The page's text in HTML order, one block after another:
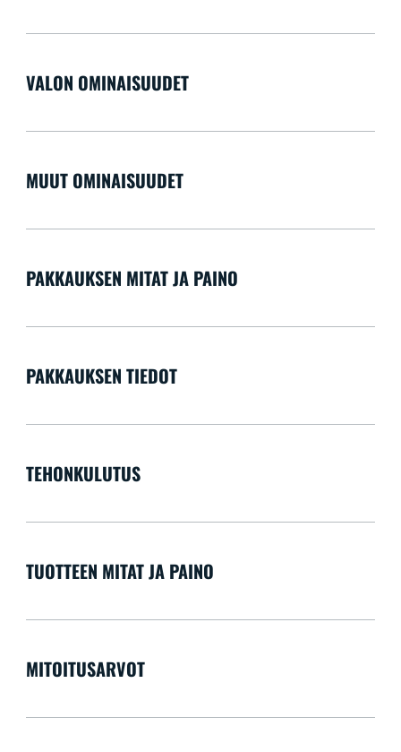
VALON OMINAISUUDET
MUUT OMINAISUUDET
PAKKAUKSEN MITAT JA PAINO
PAKKAUKSEN TIEDOT
TEHONKULUTUS
TUOTTEEN MITAT JA PAINO
MITOITUSARVOT